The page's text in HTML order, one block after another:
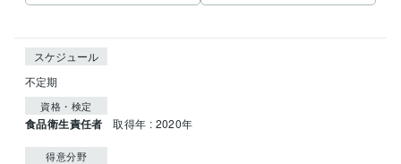
スケジュール
不定期
資格・検定
食品衛生責任者 取得年 : 2020年
得意分野